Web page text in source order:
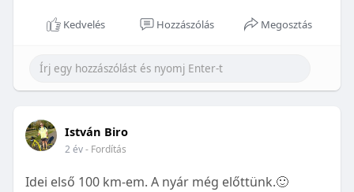
Kedvelés Hozzászólás Megosztás
István Biro
2 év- Fordítás
Idei első 100 km-em. A nyár még előttünk.🙂